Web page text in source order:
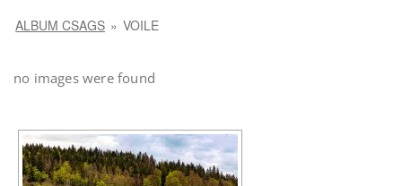
ALBUM CSAGS » VOILE
no images were found